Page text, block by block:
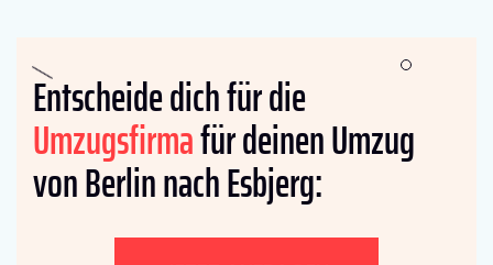
Entscheide dich für die
Umzugsfirmafür deinen Umzug
von Berlin nach Esbjerg: